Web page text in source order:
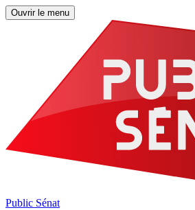
Ouvrir le menu
Public Sénat